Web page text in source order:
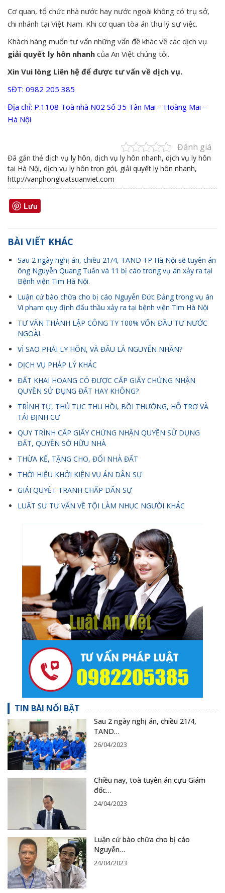
Cơ quan, tổ chức nhà nước hay nước ngoài không có trụ sở,
chi nhánh tại Việt Nam. Khi cơ quan tòa án thụ lý sự việc.
Khách hàng muốn tư vấn những vấn đề khác về các dịch vụ
giải quyết ly hôn nhanh của An Việt chúng tôi.
Xin Vui lòng Liên hệ để được tư vấn về dịch vụ.
SĐT: 0982 205 385
Địa chỉ: P.1108 Toà nhà N02 Số 35 Tân Mai – Hoàng Mai –
Hà Nội
Đánh giá
Đã gắn thẻ dịch vụ ly hôn, dịch vụ ly hôn nhanh, dịch vụ ly hôn
tại Hà Nội, dịch vụ ly hôn trọn gói, giải quyết ly hôn nhanh,
http://vanphongluatsuanviet.com
Lưu
BÀI VIẾT KHÁC
Sau 2 ngày nghị án, chiều 21/4, TAND TP Hà Nội sẽ tuyên án
ông Nguyễn Quang Tuấn và 11 bị cáo trong vụ án xảy ra tại
Bệnh viện Tim Hà Nội.
Luận cứ bào chữa cho bị cáo Nguyễn Đức Đảng trong vụ án
Vi phạm quy định đấu thầu xảy ra tại bệnh viện Tim Hà Nội
TƯ VẤN THÀNH LẬP CÔNG TY 100% VỐN ĐẦU TƯ NƯỚC
NGOÀI.
VÌ SAO PHẢI LY HÔN, VÀ ĐÂU LÀ NGUYÊN NHÂN?
DỊCH VỤ PHÁP LÝ KHÁC
ĐẤT KHAI HOANG CÓ ĐƯỢC CẤP GIẤY CHỨNG NHẬN
QUYỀN SỬ DỤNG ĐẤT HAY KHÔNG?
TRÌNH TỰ, THỦ TỤC THU HỒI, BỒI THƯỜNG, HỖ TRỢ VÀ
TÁI ĐỊNH CƯ
QUY TRÌNH CẤP GIẤY CHỨNG NHẬN QUYỀN SỬ DỤNG
ĐẤT, QUYỀN SỞ HỮU NHÀ
THỪA KẾ, TẶNG CHO, ĐỔI NHÀ ĐẤT
THỜI HIỆU KHỞI KIỆN VỤ ÁN DÂN SỰ
GIẢI QUYẾT TRANH CHẤP DÂN SỰ
LUẬT SƯ TƯ VẤN VỀ TỘI LÀM NHỤC NGƯỜI KHÁC
TIN BÀI NỔI BẬT
Sau 2 ngày nghị án, chiều 21/4,
TAND…
26/04/2023
Chiều nay, toà tuyên án cựu Giám
đốc…
24/04/2023
Luận cứ bào chữa cho bị cáo
Nguyễn…
24/04/2023